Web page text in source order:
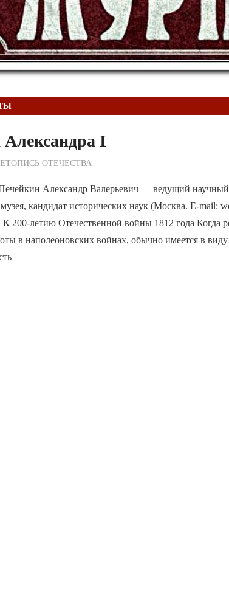
I
ОТЕЧЕСТВА
Печейкин Александр Валерьевич — ведущий
кандидат исторических наук (Москва. E-mail:
200-летию Отечественной войны 1812 года Когда
в наполеоновских войнах, обычно имеется в